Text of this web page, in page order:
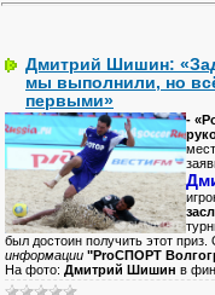
Дмитрий Шишин:
мы выполнили, но
первыми»
-
был достоин получить этот
информации "ProСПОРТ
На фото: Дмитрий Шишин в